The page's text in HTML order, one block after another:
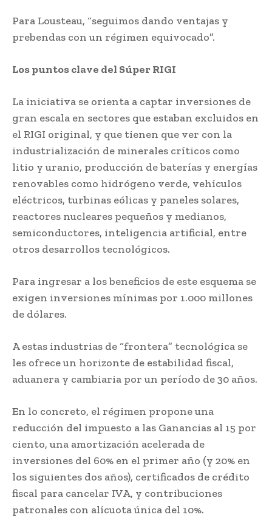
Para Lousteau, “seguimos dando ventajas y
prebendas con un régimen equivocado”.
Los puntos clave del Súper RIGI
La iniciativa se orienta a captar inversiones de
gran escala en sectores que estaban excluidos en
el RIGI original, y que tienen que ver con la
industrialización de minerales críticos como
litio y uranio, producción de baterías y energías
renovables como hidrógeno verde, vehículos
eléctricos, turbinas eólicas y paneles solares,
reactores nucleares pequeños y medianos,
semiconductores, inteligencia artificial, entre
otros desarrollos tecnológicos.
Para ingresar a los beneficios de este esquema se
exigen inversiones mínimas por 1.000 millones
de dólares.
A estas industrias de “frontera” tecnológica se
les ofrece un horizonte de estabilidad fiscal,
aduanera y cambiaria por un período de 30 años.
En lo concreto, el régimen propone una
reducción del impuesto a las Ganancias al 15 por
ciento, una amortización acelerada de
inversiones del 60% en el primer año (y 20% en
los siguientes dos años), certificados de crédito
fiscal para cancelar IVA, y contribuciones
patronales con alícuota única del 10%.